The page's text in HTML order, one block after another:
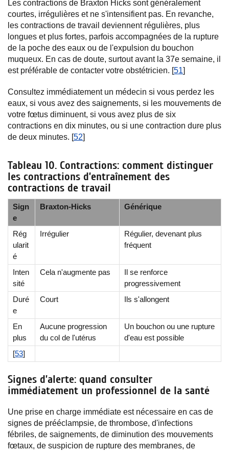
Les contractions de Braxton Hicks sont généralement
courtes, irrégulières et ne s'intensifient pas. En revanche,
les contractions de travail deviennent régulières, plus
longues et plus fortes, parfois accompagnées de la rupture
de la poche des eaux ou de l'expulsion du bouchon
muqueux. En cas de doute, surtout avant la 37e semaine, il
est préférable de contacter votre obstétricien. [51]
Consultez immédiatement un médecin si vous perdez les
eaux, si vous avez des saignements, si les mouvements de
votre fœtus diminuent, si vous avez plus de six
contractions en dix minutes, ou si une contraction dure plus
de deux minutes. [52]
Tableau 10. Contractions: comment distinguer
les contractions d’entraînement des
contractions de travail
Sign
e
Braxton-Hicks Générique
Rég
ularit
é
Irrégulier
Régulier, devenant plus
fréquent
Inten
sité
Cela n'augmente pas
Il se renforce
progressivement
Duré
e
Court Ils s'allongent
En
plus
Aucune progression
du col de l'utérus
Un bouchon ou une rupture
d'eau est possible
[53]
Signes d’alerte: quand consulter
immédiatement un professionnel de la santé
Une prise en charge immédiate est nécessaire en cas de
signes de prééclampsie, de thrombose, d'infections
fébriles, de saignements, de diminution des mouvements
fœtaux, de suspicion de rupture des membranes, de